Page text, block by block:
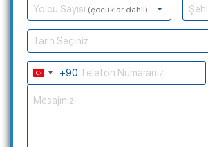
Yolcu Sayısı (çocuklar dahil)
Tarih Seçiniz
Turkey+90